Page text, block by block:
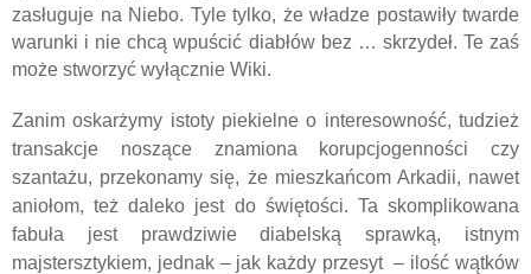
zasługuje na Niebo. Tyle tylko, że władze postawiły twarde
warunki i nie chcą wpuścić diabłów bez … skrzydeł. Te zaś
może stworzyć wyłącznie Wiki.
Zanim oskarżymy istoty piekielne o interesowność, tudzież
transakcje noszące znamiona korupcjogenności czy
szantażu, przekonamy się, że mieszkańcom Arkadii, nawet
aniołom, też daleko jest do świętości. Ta skomplikowana
fabuła jest prawdziwie diabelską sprawką, istnym
majstersztykiem, jednak – jak każdy przesyt – ilość wątków